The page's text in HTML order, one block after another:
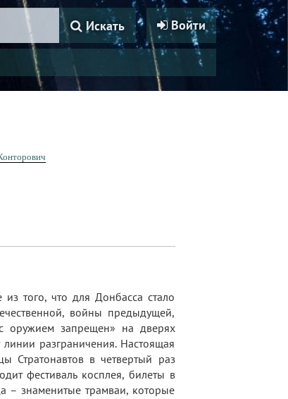
Войти
Искать
того, что для Донбасса стало
войны предыдущей,
оружием запрещен» на дверях
разграничения. Настоящая
Стратонавтов в четвертый раз
фестиваль косплея, билеты в
– знаменитые трамваи, которые